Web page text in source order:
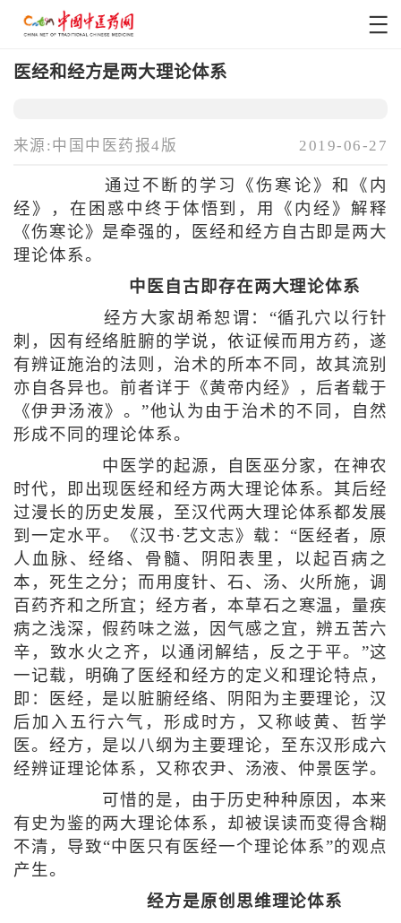
医经和经方是两大理论体系
来源:中国中医药报4版 2019-06-27
通过不断的学习《伤寒论》和《内
经》，在困惑中终于体悟到，用《内经》解释
《伤寒论》是牵强的，医经和经方自古即是两大
理论体系。
中医自古即存在两大理论体系
经方大家胡希恕谓：“循孔穴以行针
刺，因有经络脏腑的学说，依证候而用方药，遂
有辨证施治的法则，治术的所本不同，故其流别
亦自各异也。前者详于《黄帝内经》，后者载于
《伊尹汤液》。”他认为由于治术的不同，自然
形成不同的理论体系。
中医学的起源，自医巫分家，在神农
时代，即出现医经和经方两大理论体系。其后经
过漫长的历史发展，至汉代两大理论体系都发展
到一定水平。《汉书·艺文志》载：“医经者，原
人血脉、经络、骨髓、阴阳表里，以起百病之
本，死生之分；而用度针、石、汤、火所施，调
百药齐和之所宜；经方者，本草石之寒温，量疾
病之浅深，假药味之滋，因气感之宜，辨五苦六
辛，致水火之齐，以通闭解结，反之于平。”这
一记载，明确了医经和经方的定义和理论特点，
即：医经，是以脏腑经络、阴阳为主要理论，汉
后加入五行六气，形成时方，又称岐黄、哲学
医。经方，是以八纲为主要理论，至东汉形成六
经辨证理论体系，又称农尹、汤液、仲景医学。
可惜的是，由于历史种种原因，本来
有史为鉴的两大理论体系，却被误读而变得含糊
不清，导致“中医只有医经一个理论体系”的观点
产生。
经方是原创思维理论体系